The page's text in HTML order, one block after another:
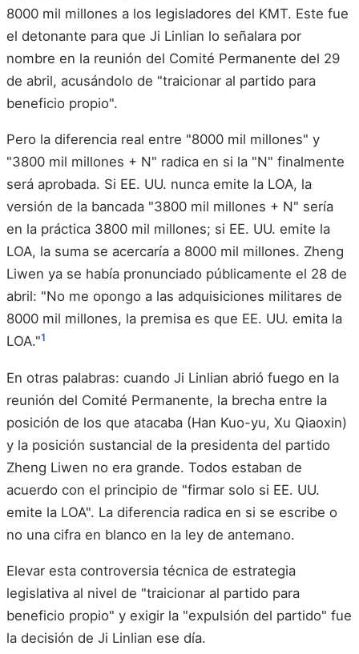
8000 mil millones a los legisladores del KMT. Este fue
el detonante para que Ji Linlian lo señalara por
nombre en la reunión del Comité Permanente del 29
de abril, acusándolo de "traicionar al partido para
beneficio propio".
Pero la diferencia real entre "8000 mil millones" y
"3800 mil millones + N" radica en si la "N" finalmente
será aprobada. Si EE. UU. nunca emite la LOA, la
versión de la bancada "3800 mil millones + N" sería
en la práctica 3800 mil millones; si EE. UU. emite la
LOA, la suma se acercaría a 8000 mil millones. Zheng
Liwen ya se había pronunciado públicamente el 28 de
abril: "No me opongo a las adquisiciones militares de
8000 mil millones, la premisa es que EE. UU. emita la
LOA."1
En otras palabras: cuando Ji Linlian abrió fuego en la
reunión del Comité Permanente, la brecha entre la
posición de los que atacaba (Han Kuo-yu, Xu Qiaoxin)
y la posición sustancial de la presidenta del partido
Zheng Liwen no era grande. Todos estaban de
acuerdo con el principio de "firmar solo si EE. UU.
emite la LOA". La diferencia radica en si se escribe o
no una cifra en blanco en la ley de antemano.
Elevar esta controversia técnica de estrategia
legislativa al nivel de "traicionar al partido para
beneficio propio" y exigir la "expulsión del partido" fue
la decisión de Ji Linlian ese día.